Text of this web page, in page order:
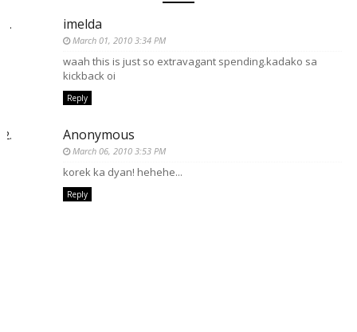
imelda
March 01, 2010 3:34 PM
waah this is just so extravagant spending.kadako sa
kickback oi
Reply
Anonymous
March 06, 2010 3:53 PM
korek ka dyan! hehehe...
Reply